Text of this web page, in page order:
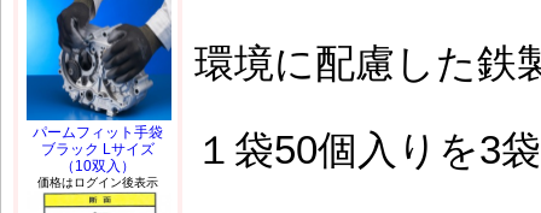
環境に配慮した鉄
１袋50個入りを3
パームフィット手袋
ブラック Lサイズ
（10双入）
価格はログイン後表示